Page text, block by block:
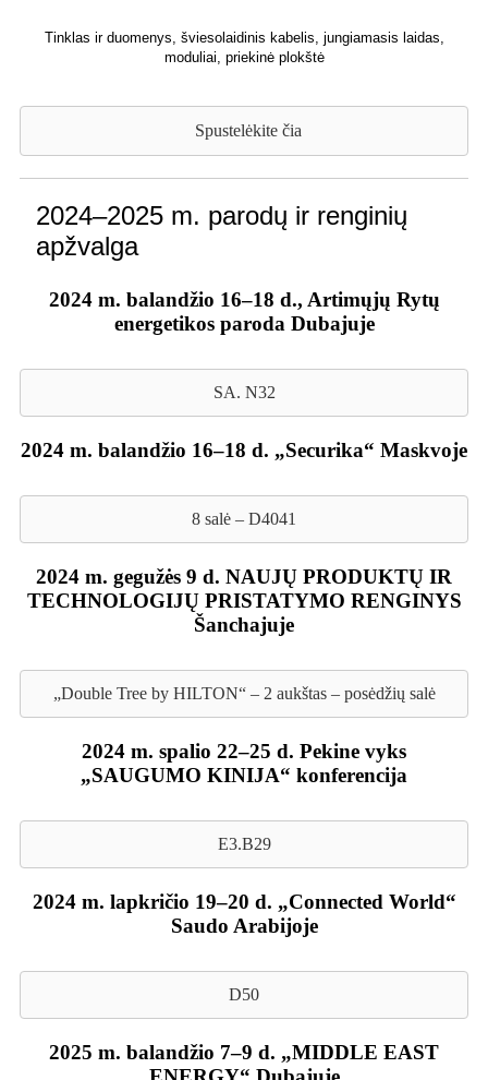
Tinklas ir duomenys, šviesolaidinis kabelis, jungiamasis laidas,
moduliai, priekinė plokštė
Spustelėkite čia
2024–2025 m. parodų ir renginių
apžvalga
2024 m. balandžio 16–18 d., Artimųjų Rytų
energetikos paroda Dubajuje
SA. N32
2024 m. balandžio 16–18 d. „Securika“ Maskvoje
8 salė – D4041
2024 m. gegužės 9 d. NAUJŲ PRODUKTŲ IR
TECHNOLOGIJŲ PRISTATYMO RENGINYS
Šanchajuje
„Double Tree by HILTON“ – 2 aukštas – posėdžių salė
2024 m. spalio 22–25 d. Pekine vyks
„SAUGUMO KINIJA“ konferencija
E3.B29
2024 m. lapkričio 19–20 d. „Connected World“
Saudo Arabijoje
D50
2025 m. balandžio 7–9 d. „MIDDLE EAST